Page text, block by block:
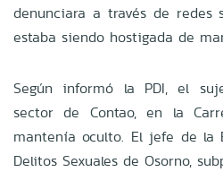
denunciara a través de redes
estaba siendo hostigada de
Según informó la PDI, el
sector de Contao, en la
mantenía oculto. El jefe de la
Delitos Sexuales de Osorno,